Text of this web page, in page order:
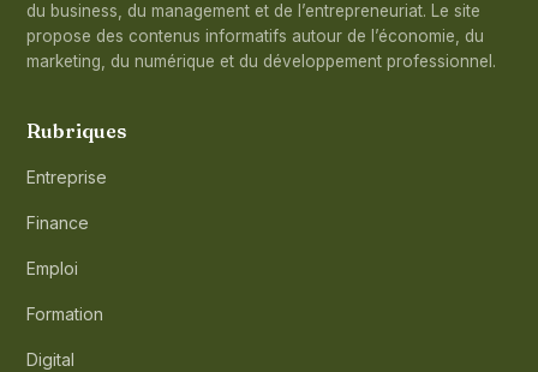
du business, du management et de l’entrepreneuriat. Le site
propose des contenus informatifs autour de l’économie, du
marketing, du numérique et du développement professionnel.
Rubriques
Entreprise
Finance
Emploi
Formation
Digital